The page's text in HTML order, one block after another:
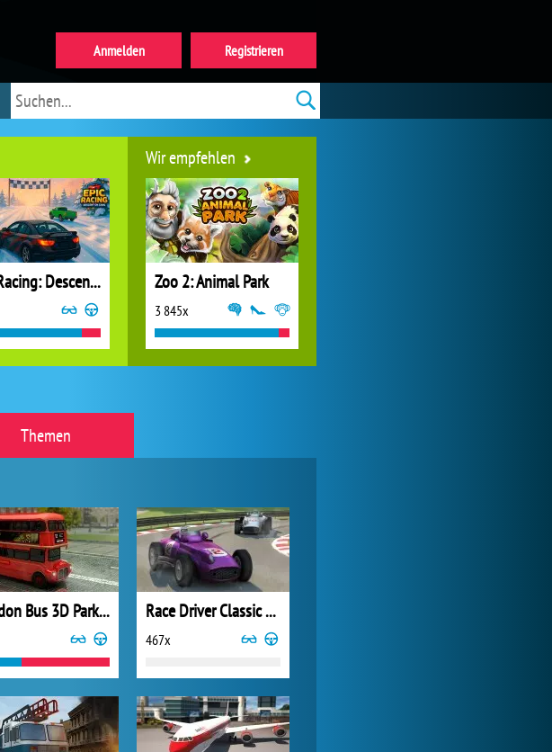
Themen
London Bus 3D Parking Race Driver Classic Stars
467x
Epic Racing: Descent on Cars
Wir empfehlen
Zoo 2: Animal Park
3 845x
Registrieren
Anmelden